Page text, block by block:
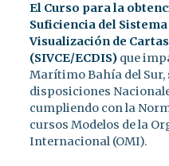
El Curso para la
Suficiencia del
Visualización de
(SIVCE/ECDIS) que
Marítimo Bahía del Sur,
disposiciones
cumpliendo con la
cursos Modelos de la
Internacional (OMI).